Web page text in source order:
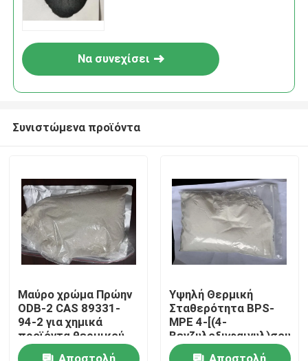
Προϊόντα
Βίντεο
Να συνεχίσει
Συνιστώμενα προϊόντα
Μαύρο χρώμα Πρώην
ODB-2 CAS 89331-
94-2 για χημικά
προϊόντα θερμικού
χαρτιού και υλικά
Αποστολή
Υψηλή Θερμική
Σταθερότητα BPS-
MPE 4-[(4-
Χρωμογόνος
Αποστολή